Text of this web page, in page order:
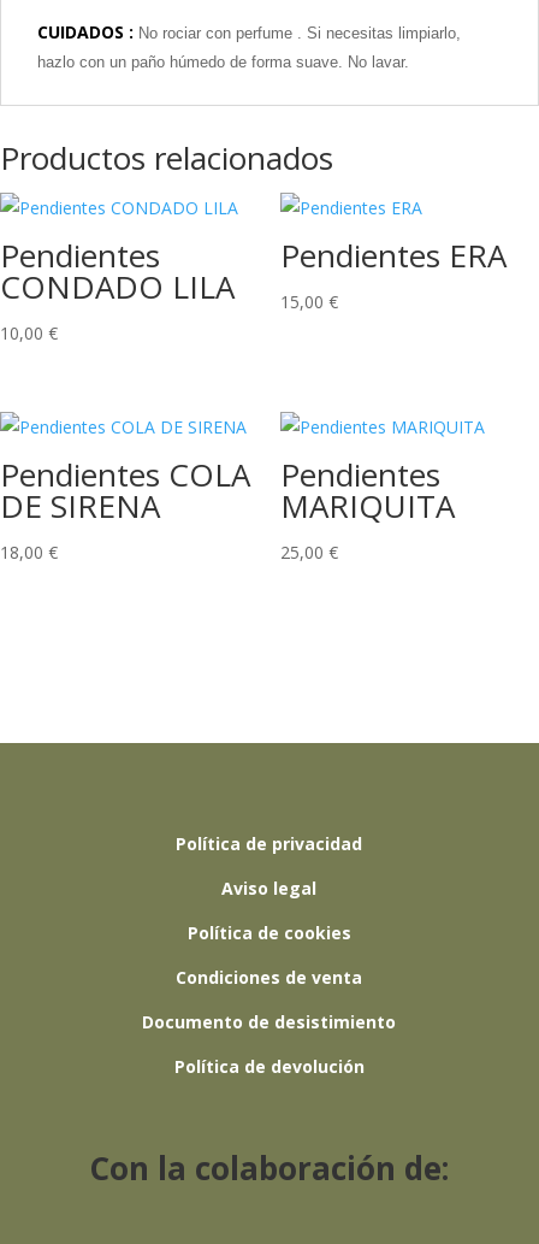
CUIDADOS : No rociar con perfume . Si necesitas limpiarlo,
hazlo con un paño húmedo de forma suave. No lavar.
Productos relacionados
Pendientes
CONDADO LILA
10,00 €
Pendientes ERA
15,00 €
Pendientes COLA
DE SIRENA
18,00 €
Pendientes
MARIQUITA
25,00 €
Política de privacidad
Aviso legal
Política de cookies
Condiciones de venta
Documento de desistimiento
Política de devolución
Con la colaboración de: